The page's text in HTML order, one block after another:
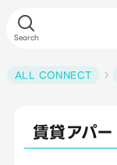
Search
ALL CONNECT
賃貸アパー